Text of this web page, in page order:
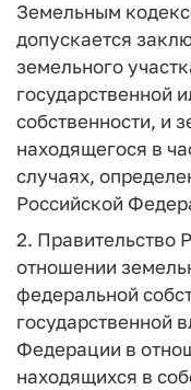
Земельным
допускается
земельного
государственной
собственности, и
находящегося в
случаях,
Российской
2. Правительство
отношении
федеральной
государственной
Федерации в
находящихся в